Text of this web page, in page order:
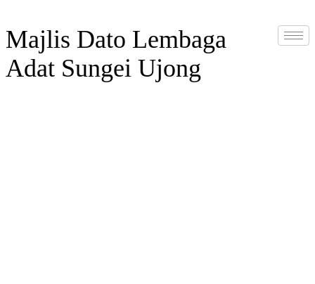
Majlis Dato Lembaga
Adat Sungei Ujong